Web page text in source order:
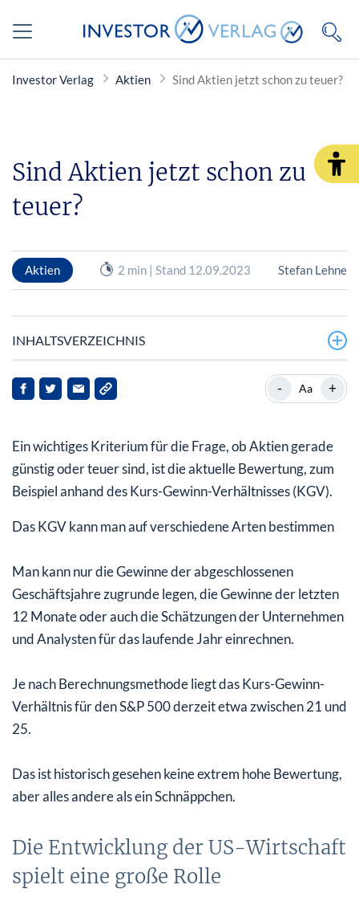
Investor Verlag Aktien Sind Aktien jetzt schon zu teuer?
Sind Aktien jetzt schon zu
teuer?
Aktien 2 min | Stand 12.09.2023 Stefan Lehne
INHALTSVERZEICHNIS
Die Entwicklung der US-Wirtschaft spielt eine große
Rolle
- Aa +
Ein wichtiges Kriterium für die Frage, ob Aktien gerade
günstig oder teuer sind, ist die aktuelle Bewertung, zum
Beispiel anhand des Kurs-Gewinn-Verhältnisses (KGV).
Das KGV kann man auf verschiedene Arten bestimmen
Man kann nur die Gewinne der abgeschlossenen
Geschäftsjahre zugrunde legen, die Gewinne der letzten
12 Monate oder auch die Schätzungen der Unternehmen
und Analysten für das laufende Jahr einrechnen.
Je nach Berechnungsmethode liegt das Kurs-Gewinn-
Verhältnis für den S&P 500 derzeit etwa zwischen 21 und
25.
Das ist historisch gesehen keine extrem hohe Bewertung,
aber alles andere als ein Schnäppchen.
Die Entwicklung der US-Wirtschaft
spielt eine große Rolle